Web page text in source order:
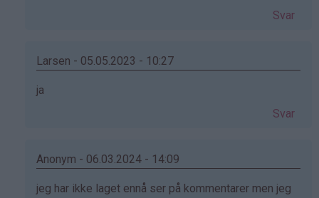
bekreftet)
Svar
Larsen - 05.05.2023 - 10:27
Som
Helene
bekreftet)
ja
Svar
Anonym - 06.03.2024 - 14:09
Som
jeg har ikke laget ennå ser på kommentarer men jeg